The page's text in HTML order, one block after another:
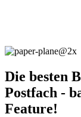
Die besten
Postfach -
Feature!